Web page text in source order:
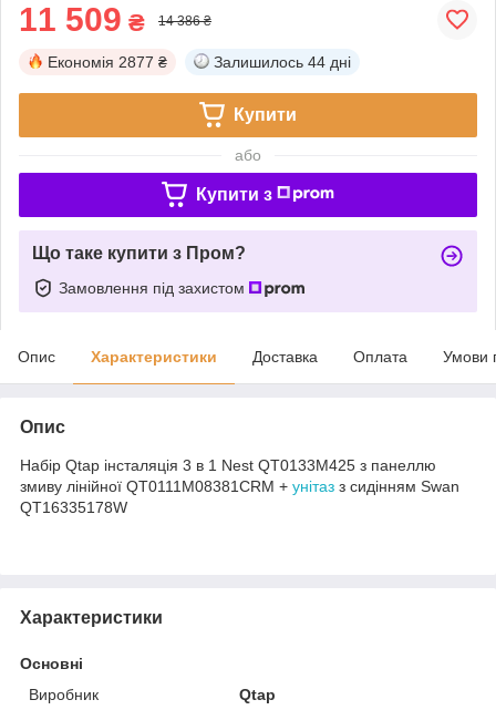
11 509 ₴ 14 386 ₴
Економія 2877 ₴ Залишилось 44 дні
Купити
або
Купити з
Що таке купити з Пром?
Замовлення під захистом
Опис Характеристики Доставка Оплата Умови
Опис
Набір Qtap інсталяція 3 в 1 Nest QT0133M425 з панеллю
змиву лінійної QT0111M08381CRM + унітаз з сидінням Swan
QT16335178W
Характеристики
Основні
Виробник
Qtap